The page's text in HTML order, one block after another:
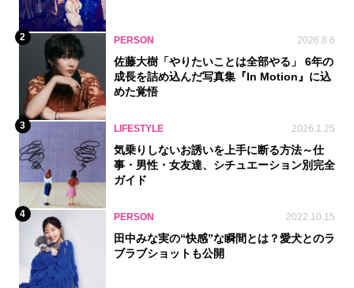
2 PERSON 2026.8.6
佐藤大樹「やりたいことは全部やる」 6年の
成長を詰め込んだ写真集『In Motion』に込
めた覚悟
3 LIFESTYLE 2026.1.25
気乗りしないお誘いを上手に断る方法～仕
事・男性・女友達、シチュエーション別完全
ガイド
4 PERSON 2022.10.15
田中みな実の“快感”な瞬間とは？愛犬とのラ
ブラブショットも公開